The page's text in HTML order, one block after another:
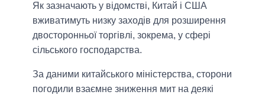
Як зазначають у відомстві, Китай і США
вживатимуть низку заходів для розширення
двосторонньої торгівлі, зокрема, у сфері
сільського господарства.
За даними китайського міністерства, сторони
погодили взаємне зниження мит на деякі